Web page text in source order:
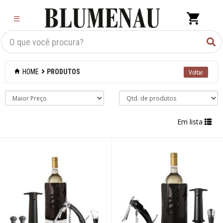
☰
Criar Lista×
Organização
Eletros
Cama e banho
Móveis
Decoração
HOME PRODUTOS
Em lista